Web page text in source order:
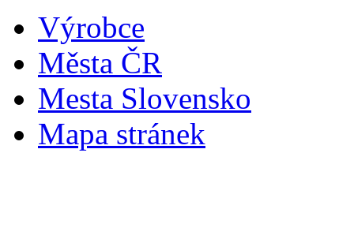
Výrobce
Města ČR
Mesta Slovensko
Mapa stránek